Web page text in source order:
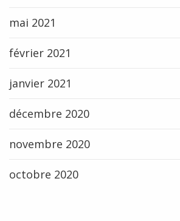
mai 2021
février 2021
janvier 2021
décembre 2020
novembre 2020
octobre 2020